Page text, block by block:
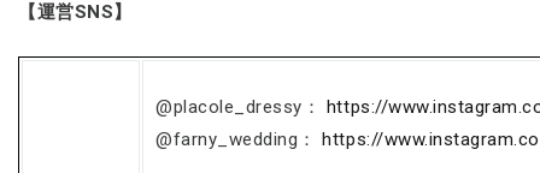
【運営SNS】
@placole_dressy： https://
@farny_wedding：https://